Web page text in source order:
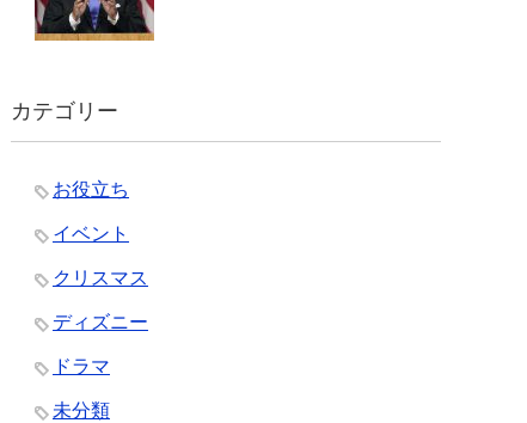
カテゴリー
お役立ち
イベント
クリスマス
ディズニー
ドラマ
未分類